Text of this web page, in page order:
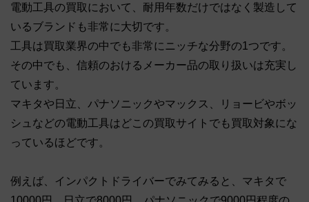
電動工具の買取において、耐用年数だけではなく製造して
いるブランドも非常に大切です。
工具は買取業界の中でも非常にニッチな分野の1つです。
その中でも、信頼のおけるメーカー品の取り扱いは充実し
ています。
マキタや日立、パナソニックやマックス、リョービやボッ
シュなどの電動工具はどこの買取サイトでも買取対象にな
っているほどです。
例えば、インパクトドライバーでみてみると、マキタで